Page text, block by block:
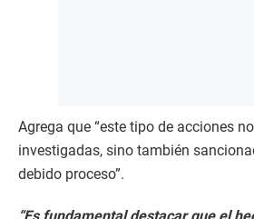
Agrega que “este tipo de acciones
investigadas, sino también
debido proceso”.